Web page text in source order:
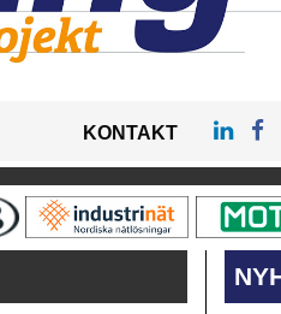
KONTAKT